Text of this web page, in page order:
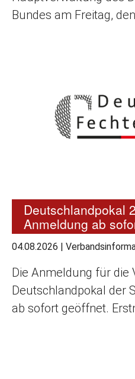
Bundes am Freitag,
Deutschlandpokal
Anmeldung ab
04.08.2026 |
Die Anmeldung für die
Deutschlandpokal der
ab sofort geöffnet.